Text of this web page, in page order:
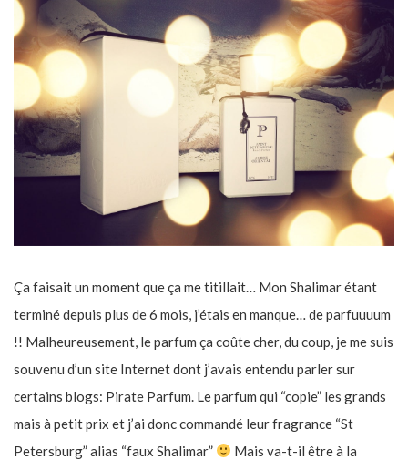
Ça faisait un moment que ça me titillait… Mon Shalimar étant
terminé depuis plus de 6 mois, j’étais en manque… de parfuuuum
!! Malheureusement, le parfum ça coûte cher, du coup, je me suis
souvenu d’un site Internet dont j’avais entendu parler sur
certains blogs: Pirate Parfum. Le parfum qui “copie” les grands
mais à petit prix et j’ai donc commandé leur fragrance “St
Petersburg” alias “faux Shalimar”
Mais va-t-il être à la